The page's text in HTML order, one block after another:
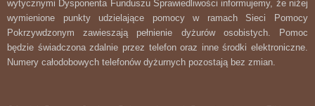
wytycznymi Dysponenta Funduszu Sprawiedliwości informujemy, że niżej
wymienione punkty udzielające pomocy w ramach Sieci Pomocy
Pokrzywdzonym zawieszają pełnienie dyżurów osobistych. Pomoc
będzie świadczona zdalnie przez telefon oraz inne środki elektroniczne.
Numery całodobowych telefonów dyżurnych pozostają bez zmian.